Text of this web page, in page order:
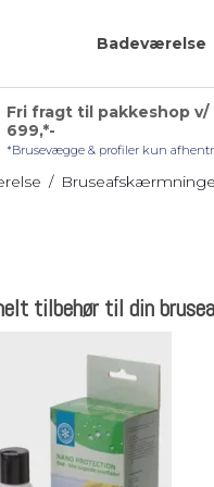
Badeværelse
Badeværelsespejle
uden lys
Fri fragt til pakkeshop
699,*-
*Brusevægge & profiler kun
/
tilbehør til din